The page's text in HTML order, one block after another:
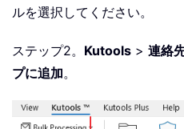
ルを選択してください。
ステップ2。 Kutools > 連絡
プに追加。